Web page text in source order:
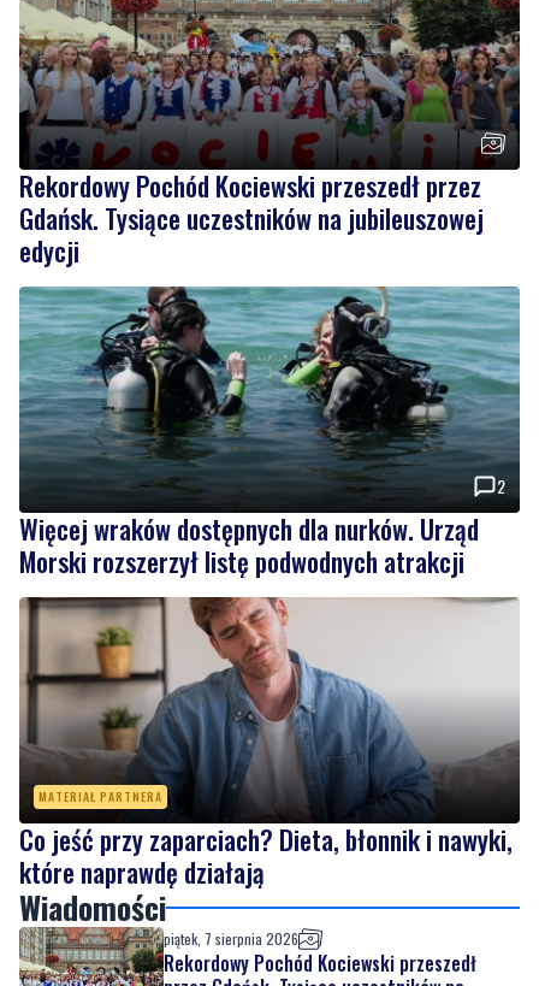
Rekordowy Pochód Kociewski przeszedł przez
Gdańsk. Tysiące uczestników na jubileuszowej
edycji
2
Więcej wraków dostępnych dla nurków. Urząd
Morski rozszerzył listę podwodnych atrakcji
MATERIAŁ PARTNERA
Co jeść przy zaparciach? Dieta, błonnik i nawyki,
które naprawdę działają
Wiadomości
piątek, 7 sierpnia 2026
Rekordowy Pochód Kociewski przeszedł
przez Gdańsk. Tysiące uczestników na
jubileuszowej edycji
piątek, 7 sierpnia 2026